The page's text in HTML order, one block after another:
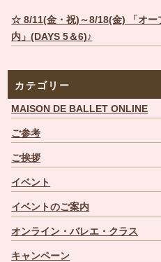
☆ 8/11(金・祝)～8/18(金) 「オー
内」(DAYS 5＆6)♪
カテゴリー
MAISON DE BALLET ONLINE
ご参考
ご挨拶
イベント
イベントのご案内
オンライン・バレエ・クラス
キャンペーン